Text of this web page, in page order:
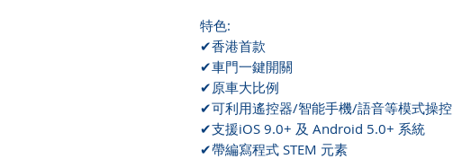
特色:
✔香港首款
✔車門一鍵開關
✔原車大比例
✔可利用遙控器/智能手機/語音等模式操控
✔支援iOS 9.0+ 及 Android 5.0+ 系統
✔帶編寫程式 STEM 元素